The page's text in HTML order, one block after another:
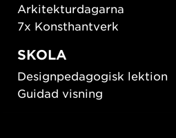
Arkitekturdagarna
7x Konsthantverk
SKOLA
Designpedagogisk lektion
Guidad visning